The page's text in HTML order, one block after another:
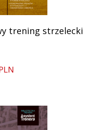
trening strzelecki